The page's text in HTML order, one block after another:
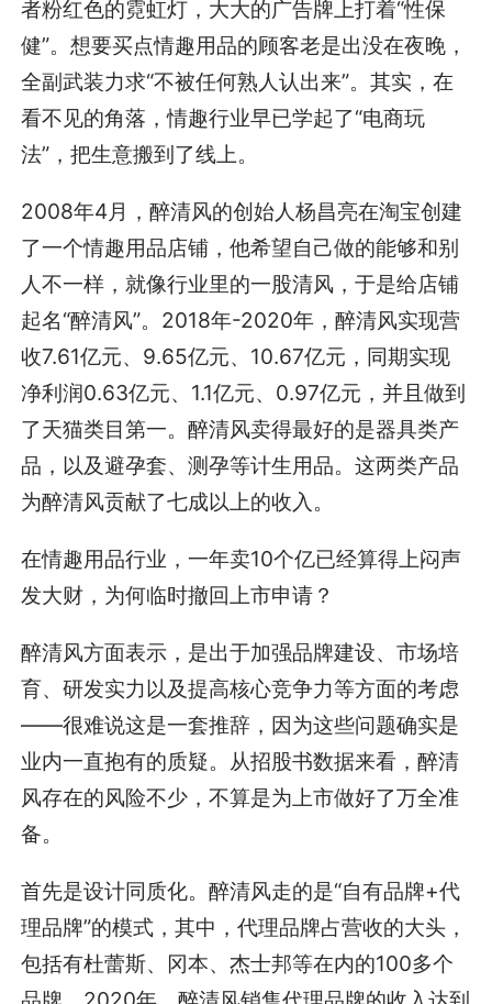
者粉红色的霓虹灯，大大的广告牌上打着“性保
健”。想要买点情趣用品的顾客老是出没在夜晚，
全副武装力求“不被任何熟人认出来”。其实，在
看不见的角落，情趣行业早已学起了“电商玩
法”，把生意搬到了线上。
2008年4月，醉清风的创始人杨昌亮在淘宝创建
了一个情趣用品店铺，他希望自己做的能够和别
人不一样，就像行业里的一股清风，于是给店铺
起名“醉清风”。2018年-2020年，醉清风实现营
收7.61亿元、9.65亿元、10.67亿元，同期实现
净利润0.63亿元、1.1亿元、0.97亿元，并且做到
了天猫类目第一。醉清风卖得最好的是器具类产
品，以及避孕套、测孕等计生用品。这两类产品
为醉清风贡献了七成以上的收入。
在情趣用品行业，一年卖10个亿已经算得上闷声
发大财，为何临时撤回上市申请？
醉清风方面表示，是出于加强品牌建设、市场培
育、研发实力以及提高核心竞争力等方面的考虑
——很难说这是一套推辞，因为这些问题确实是
业内一直抱有的质疑。从招股书数据来看，醉清
风存在的风险不少，不算是为上市做好了万全准
备。
首先是设计同质化。醉清风走的是“自有品牌+代
理品牌”的模式，其中，代理品牌占营收的大头，
包括有杜蕾斯、冈本、杰士邦等在内的100多个